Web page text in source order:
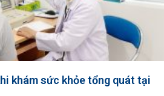
khám sức khỏe tổng quát tại